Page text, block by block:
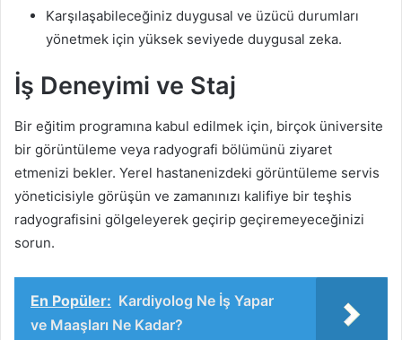
Karşılaşabileceğiniz duygusal ve üzücü durumları
yönetmek için yüksek seviyede duygusal zeka.
İş Deneyimi ve Staj
Bir eğitim programına kabul edilmek için, birçok üniversite
bir görüntüleme veya radyografi bölümünü ziyaret
etmenizi bekler. Yerel hastanenizdeki görüntüleme servis
yöneticisiyle görüşün ve zamanınızı kalifiye bir teşhis
radyografisini gölgeleyerek geçirip geçiremeyeceğinizi
sorun.
En Popüler: Kardiyolog Ne İş Yapar
ve Maaşları Ne Kadar?